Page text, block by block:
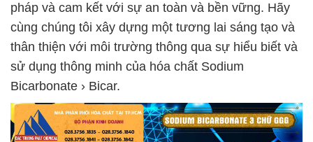
pháp và cam kết với sự an toàn và bền vững. Hãy
cùng chúng tôi xây dựng một tương lai sáng tạo và
thân thiện với môi trường thông qua sự hiểu biết và
sử dụng thông minh của hóa chất Sodium
Bicarbonate › Bicar.